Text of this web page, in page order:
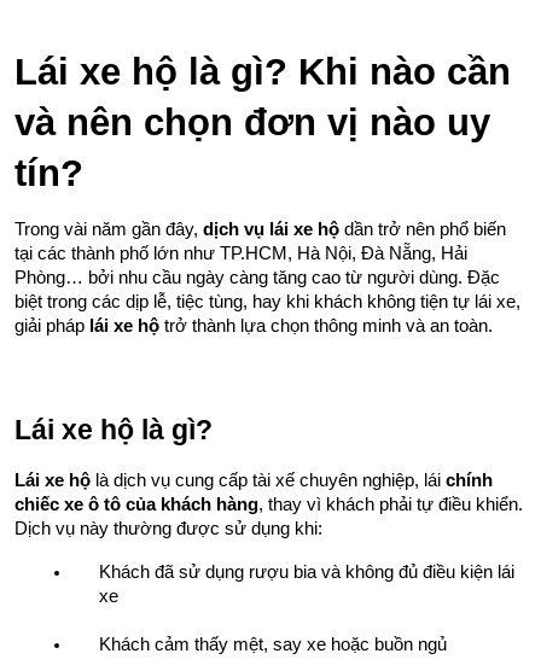
Lái xe hộ là gì? Khi nào cần
và nên chọn đơn vị nào uy
tín?
Trong vài năm gần đây, dịch vụ lái xe hộ dần trở nên phổ biến
tại các thành phố lớn như TP.HCM, Hà Nội, Đà Nẵng, Hải
Phòng… bởi nhu cầu ngày càng tăng cao từ người dùng. Đặc
biệt trong các dịp lễ, tiệc tùng, hay khi khách không tiện tự lái xe,
giải pháp lái xe hộ trở thành lựa chọn thông minh và an toàn.
Lái xe hộ là gì?
Lái xe hộ là dịch vụ cung cấp tài xế chuyên nghiệp, lái chính
chiếc xe ô tô của khách hàng, thay vì khách phải tự điều khiển.
Dịch vụ này thường được sử dụng khi:
Khách đã sử dụng rượu bia và không đủ điều kiện lái
xe
Khách cảm thấy mệt, say xe hoặc buồn ngủ